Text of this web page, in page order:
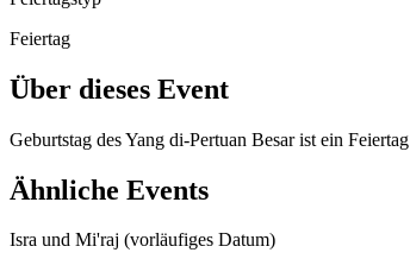
Feiertag
Über dieses Event
Geburtstag des Yang di-Pertuan Besar ist ein
Ähnliche Events
Isra und Mi'raj (vorläufiges Datum)